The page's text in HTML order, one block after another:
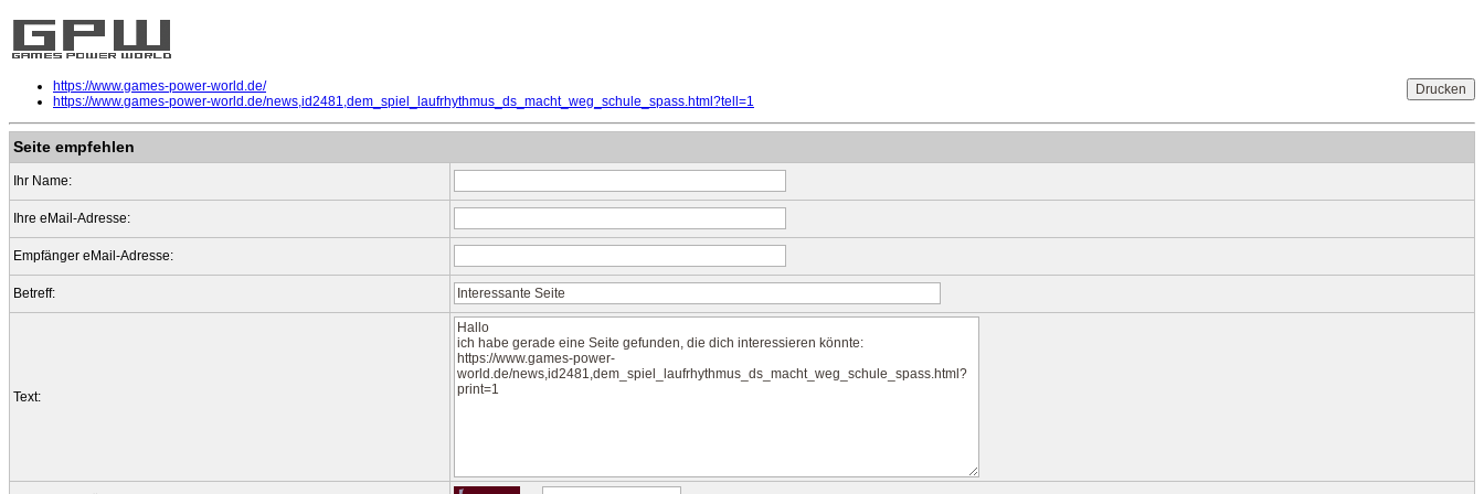
https://www.games-power-world.de/
https://www.games-power-world.de/news,id2481,dem_spiel_laufrhythmus_ds_macht_weg_schule_spass.html?tell=1
Seite empfehlen
Ihr Name:
Ihre eMail-Adresse:
Empfänger eMail-Adresse:
Betreff:
Text: